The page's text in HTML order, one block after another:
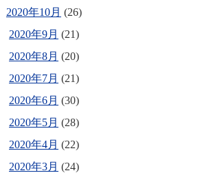
2020年10月 (26)
2020年9月 (21)
2020年8月 (20)
2020年7月 (21)
2020年6月 (30)
2020年5月 (28)
2020年4月 (22)
2020年3月 (24)